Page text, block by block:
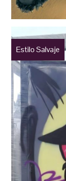
Estilo Salvaje